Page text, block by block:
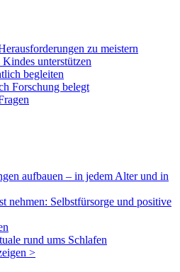
zu meistern
unterstützen
begleiten
Forschung belegt
aufbauen – in jedem Alter und in
nehmen: Selbstfürsorge und positive
rund ums Schlafen
>